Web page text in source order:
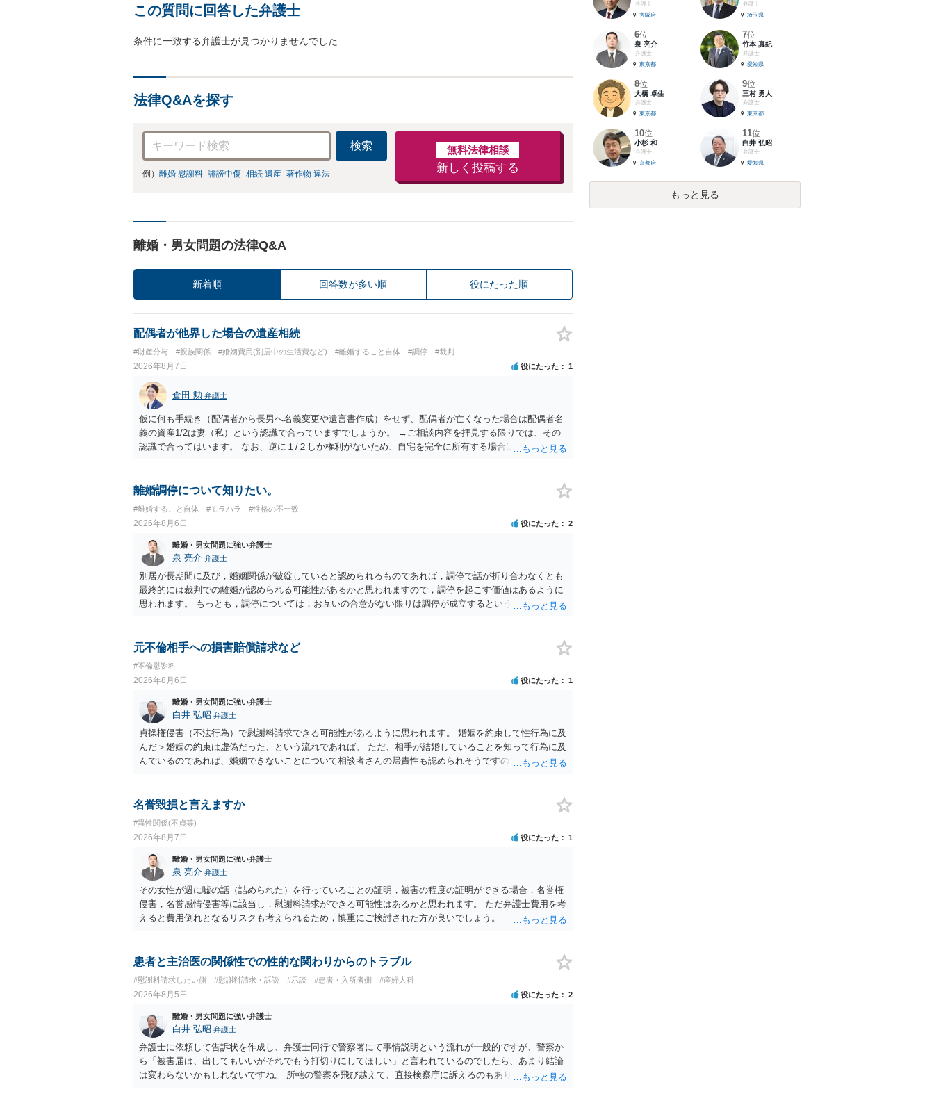
この質問に回答した弁護士
条件に一致する弁護士が見つかりませんでした
法律Q&Aを探す
検索
例） 離婚 慰謝料 誹謗中傷 相続 遺産 著作物 違法
無料法律相談
新しく投稿する
離婚・男女問題の法律Q&A
新着順 回答数が多い順 役にたった順
配偶者が他界した場合の遺産相続
#財産分与 #親族関係 #婚姻費用(別居中の生活費など) #離婚すること自体 #調停 #裁判
2026年8月7日 役にたった 1
倉田 勲 弁護士
仮に何も手続き（配偶者から長男へ名義変更や遺言書作成）をせず、配偶者が亡くなった場合は配偶者名
義の資産1/2は妻（私）という認識で合っていますでしょうか。 →ご相談内容を拝見する限りでは、その
認識で合ってはいます。 なお、逆に１/２しか権利がないため、自宅を完全に所有する場合は、他の相続
離婚調停について知りたい。
#離婚すること自体 #モラハラ #性格の不一致
2026年8月6日 役にたった 2
離婚・男女問題に強い弁護士
泉 亮介 弁護士
別居が長期間に及び，婚姻関係が破綻していると認められるものであれば，調停で話が折り合わなくとも
最終的には裁判での離婚が認められる可能性があるかと思われますので，調停を起こす価値はあるように
思われます。 もっとも，調停については，お互いの合意がない限りは調停が成立するということはないた
の離婚に固執しないかいずれかの対応は必要となるかと思われます。 お一人で対応するのは難しい側面も
ありますので弁護士を立てることを検討されると良いかと思われます。
元不倫相手への損害賠償請求など
#不倫慰謝料
2026年8月6日 役にたった 1
離婚・男女問題に強い弁護士
白井 弘昭 弁護士
貞操権侵害（不法行為）で慰謝料請求できる可能性があるように思われます。 婚姻を約束して性行為に及
んだ＞婚姻の約束は虚偽だった、という流れであれば。 ただ、相手が結婚していることを知って行為に及
んでいるのであれば、婚姻できないことについて相談者さんの帰責性も認められそうですので、あまり慰
名誉毀損と言えますか
#異性関係(不貞等)
2026年8月7日 役にたった 1
離婚・男女問題に強い弁護士
泉 亮介 弁護士
その女性が週に嘘の話（詰められた）を行っていることの証明，被害の程度の証明ができる場合，名誉権
侵害，名誉感情侵害等に該当し，慰謝料請求ができる可能性はあるかと思われます。 ただ弁護士費用を考
えると費用倒れとなるリスクも考えられるため，慎重にご検討された方が良いでしょう。
患者と主治医の関係性での性的な関わりからのトラブル
#慰謝料請求したい側 #慰謝料請求・訴訟 #示談 #患者・入所者側 #産婦人科
2026年8月5日 役にたった 2
離婚・男女問題に強い弁護士
白井 弘昭 弁護士
弁護士に依頼して告訴状を作成し、弁護士同行で警察署にて事情説明という流れが一般的ですが、警察か
ら「被害届は、出してもいいがそれでもう打切りにしてほしい」と言われているのでしたら、あまり結論
は変わらないかもしれないですね。 所轄の警察を飛び越えて、直接検察庁に訴えるのもありかもしれない
す。 一度、最寄りの「刑事に強い」とうたっている弁護士に相談してみてはいかがでしょうか。 以上、
弁護士
大阪府
弁護士
埼玉県
6位
泉 亮介
弁護士
東京都
7位
竹本 真紀
弁護士
愛知県
8位
大橋 卓生
弁護士
東京都
9位
三村 勇人
弁護士
東京都
10位
小杉 和
弁護士
京都府
11位
白井 弘昭
弁護士
愛知県
もっと見る